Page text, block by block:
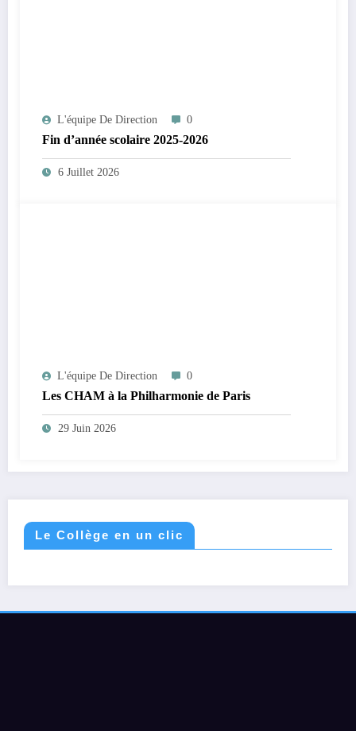
L'équipe De Direction 0
Fin d’année scolaire 2025-2026
6 Juillet 2026
L'équipe De Direction 0
Les CHAM à la Philharmonie de Paris
29 Juin 2026
Le Collège en un clic